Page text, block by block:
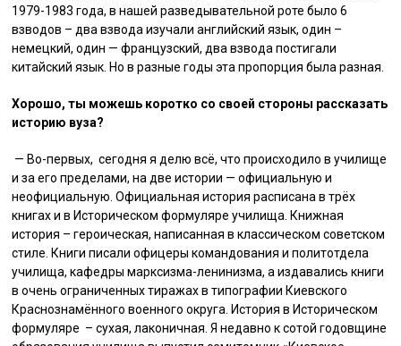
1979-1983 года, в нашей разведывательной роте было 6
взводов – два взвода изучали английский язык, один –
немецкий, один — французский, два взвода постигали
китайский язык. Но в разные годы эта пропорция была разная.
Хорошо, ты можешь коротко со своей стороны рассказать
историю вуза?
— Во-первых, сегодня я делю всё, что происходило в училище
и за его пределами, на две истории — официальную и
неофициальную. Официальная история расписана в трёх
книгах и в Историческом формуляре училища. Книжная
история – героическая, написанная в классическом советском
стиле. Книги писали офицеры командования и политотдела
училища, кафедры марксизма-ленинизма, а издавались книги
в очень ограниченных тиражах в типографии Киевского
Краснознамённого военного округа. История в Историческом
формуляре – сухая, лаконичная. Я недавно к сотой годовщине